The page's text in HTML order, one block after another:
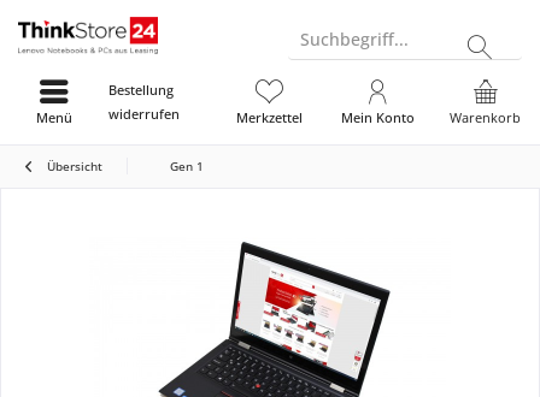
Suchbegriff...
Bestellung
widerrufen
Warenkorb
Merkzettel Mein Konto
Menü
Übersicht Gen 1